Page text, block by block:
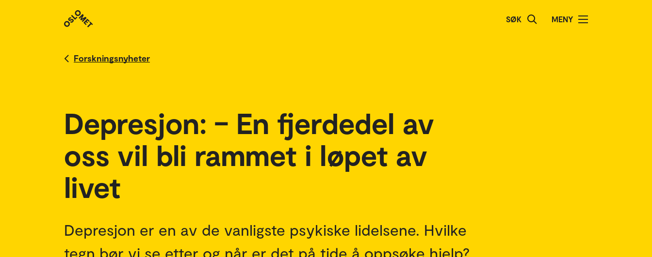
SØK MENY
Forskningsnyheter
Depresjon: – En fjerdedel av
oss vil bli rammet i løpet av
livet
Depresjon er en av de vanligste psykiske lidelsene. Hvilke
tegn bør vi se etter og når er det på tide å oppsøke hjelp?